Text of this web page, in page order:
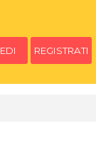
REGISTRATI